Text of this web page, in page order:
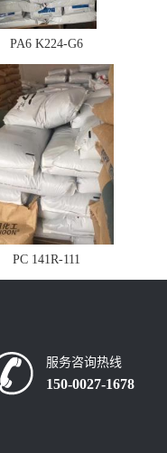
PA6 K224-G6
PC 141R-111
服务咨询热线
150-0027-1678